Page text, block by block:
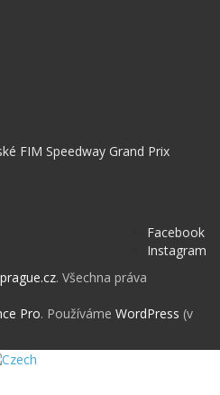
FIM Speedway Grand Prix
Facebook
Instagram
. Všechna práva
Pro. Používáme WordPress (v